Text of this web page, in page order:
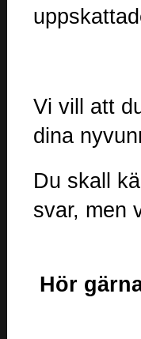
Vi vill att
dina
Du skall
svar, men
Hör